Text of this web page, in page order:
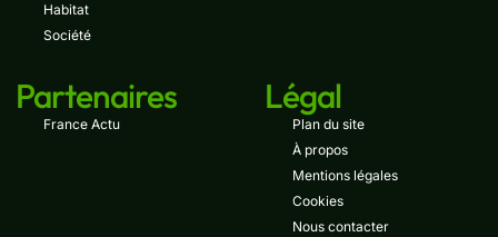
Habitat
Société
Partenaires
France Actu
Légal
Plan du site
À propos
Mentions légales
Cookies
Nous contacter